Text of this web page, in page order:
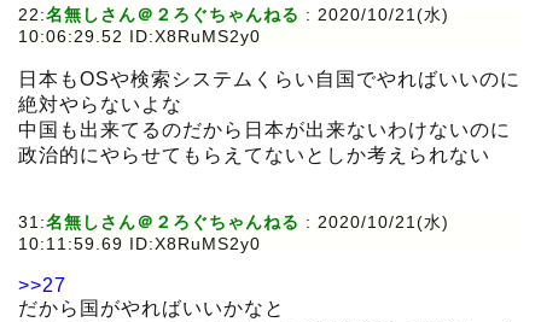
22:名無しさん＠２ろぐちゃんねる : 2020/10/21(水)
10:06:29.52 ID:X8RuMS2y0
日本もOSや検索システムくらい自国でやればいいのに
絶対やらないよな
中国も出来てるのだから日本が出来ないわけないのに
政治的にやらせてもらえてないとしか考えられない
31:名無しさん＠２ろぐちゃんねる : 2020/10/21(水)
10:11:59.69 ID:X8RuMS2y0
>>27
だから国がやればいいかなと